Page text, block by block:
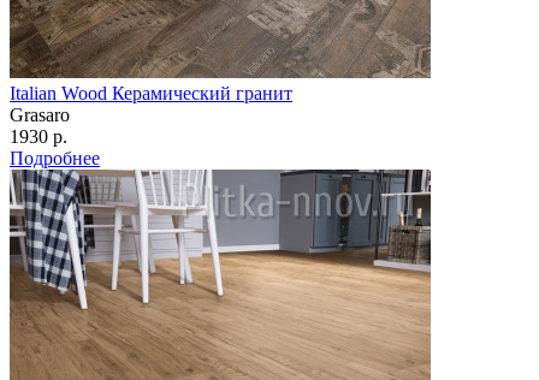
Italian Wood Керамический гранит
Grasaro
1930 р.
Подробнее